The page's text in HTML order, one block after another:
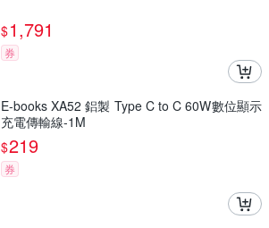
$1,791
券
E-books XA52 鋁製 Type C to C 60W數位顯示
充電傳輸線-1M
$219
券